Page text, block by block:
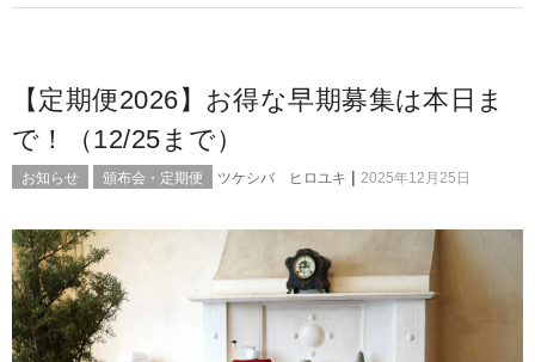
【定期便2026】お得な早期募集は本日ま
で！（12/25まで）
お知らせ 頒布会・定期便 ツケシバ ヒロユキ | 2025年12月25日